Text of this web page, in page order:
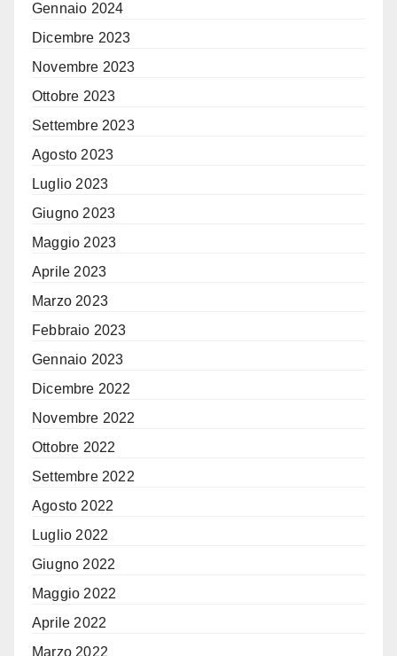
Gennaio 2024
Dicembre 2023
Novembre 2023
Ottobre 2023
Settembre 2023
Agosto 2023
Luglio 2023
Giugno 2023
Maggio 2023
Aprile 2023
Marzo 2023
Febbraio 2023
Gennaio 2023
Dicembre 2022
Novembre 2022
Ottobre 2022
Settembre 2022
Agosto 2022
Luglio 2022
Giugno 2022
Maggio 2022
Aprile 2022
Marzo 2022